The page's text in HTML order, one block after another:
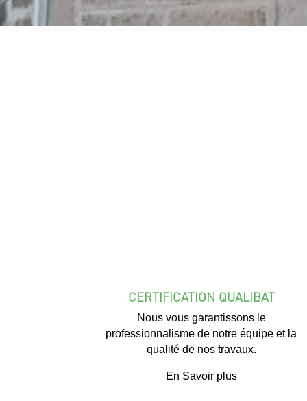
CERTIFICATION QUALIBAT
Nous vous garantissons le
professionnalisme de notre équipe et la
qualité de nos travaux.
En Savoir plus